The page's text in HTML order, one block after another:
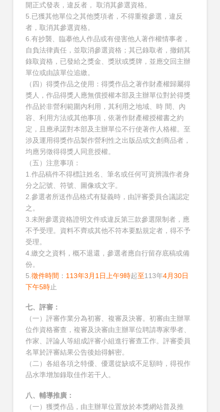
開正式發表，違反者， 取消其參選資格。
5.已獲其他單位之其他獎項者，不得重複參選，違反
者，取消其參選資格。
6.有抄襲、臨摹他人作品或有侵害他人著作權情事者，
自負法律責任，並取消參選資格；其已錄取者，撤銷其
錄取資格，已發給之獎金、獎狀或獎牌，並應交回主辦
單位或由該單位追繳。
（四）得獎作品之使用：得獎作品之著作財產權歸屬得
獎人，作品得獎人應無償授權本部及主辦單位對於得獎
作品於非營利範圍內利用，其利用之地域、時 間、內
容、利用方法或其他事項，依著作財產權授權書之約
定，且應承諾對本部及主辦單位不行使著作人格權。至
涉及運用得獎作品製作營利性之出版品或文創商品者，
均應另徵得得獎人同意授權。
（五）注意事項：
1.作品稿件不得標註姓名、筆名或任何可資辨識作者身
分之記號、符號、圖像或文字。
2.參選者所送作品格式有疑義時，由評審委員合議認定
之。
3.未附參選資格證明文件或違反第三款參選限制者，應
不予受理。資料不齊或其他不符本要點規定者，得不予
受理。
4.繳交之資料，概不退還，參選者應自行留存底稿或備
份。
5. 徵件時間 ： 113年3月1日上午9時起至113年4月30日
下午5時止
七、評審：
（一）評審作業分為初審、複審及決審。初審由主辦單
位作資格審查，複審及決審由主辦單位聘請專家學者、
作家、評論人等組成評審小組進行審查工作。評審委員
名單於評審結果公告後始得解密。
（二）各組各項之特優、優選從缺或不足額時，得視作
品水準增加錄取佳作若干人。
八、輔導推廣：
（一）獲獎作品，由主辦單位置放於本獎網站普及推